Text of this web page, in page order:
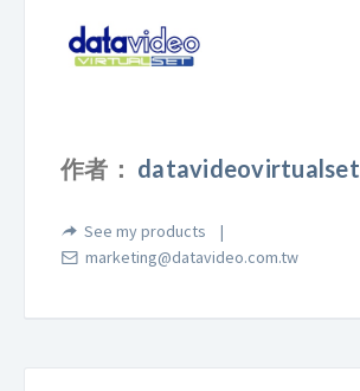
作者： datavideovirtualset
See my products
marketing@datavideo.com.tw